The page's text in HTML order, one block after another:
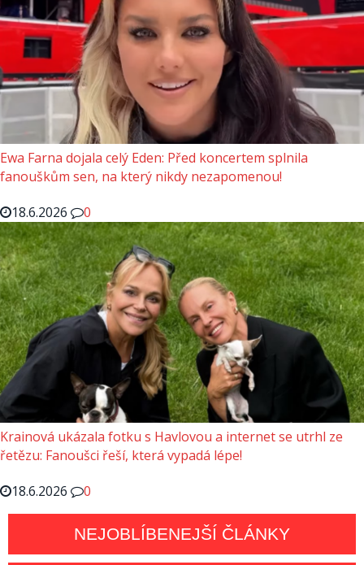
Ewa Farna dojala celý Eden: Před koncertem splnila
fanouškům sen, na který nikdy nezapomenou!
18.6.2026
0
Krainová ukázala fotku s Havlovou a internet se utrhl ze
řetězu: Fanoušci řeší, která vypadá lépe!
18.6.2026
0
NEJOBLÍBENEJŠÍ ČLÁNKY